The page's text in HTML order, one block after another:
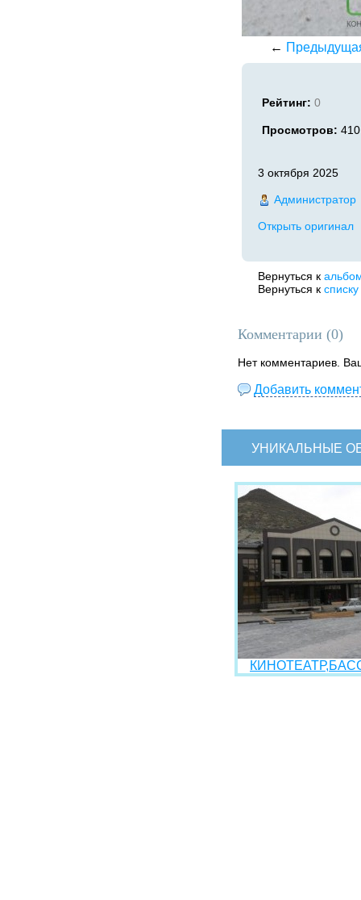
←
Рейтинг: 0
Просмотров: 410
3 октября 2025
Администратор
Открыть оригинал
Вернуться к
Вернуться к
Комментарии (0)
Нет комментариев.
Добавить
УНИКАЛЬНЫЕ